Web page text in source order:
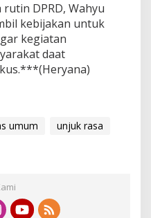
DPRD, Wahyu
kebijakan untuk
kegiatan
daat
umum
unjuk rasa